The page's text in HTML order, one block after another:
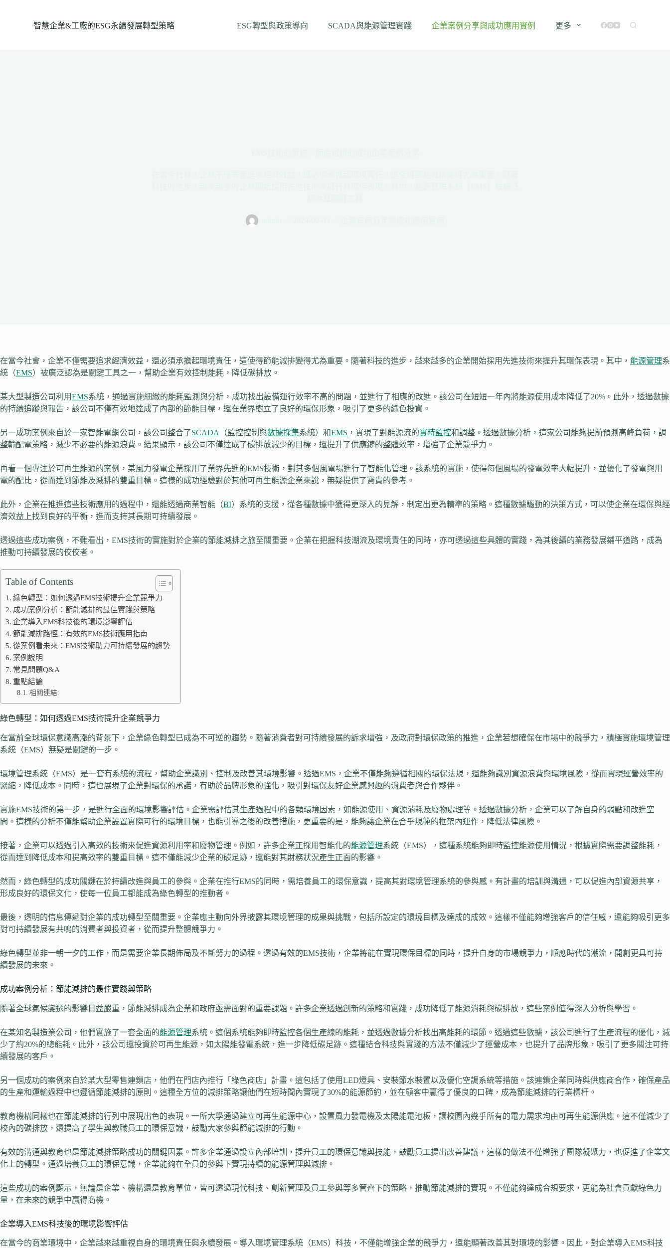
智慧企業&工廠的ESG永續發展轉型策略 ESG轉型與政策導向 SCADA與能源管理實踐 企業案例分享與成功應用實例 更多
在當今社會，企業不僅需要追求經濟效益，還必須承擔起環境責任，這使得節能減排變得尤為重要。隨著科技的進步，越來越多的企業開始採用先進技術來提升其環保表現。其中， 能源管理系
統（EMS）被廣泛認為是關鍵工具之一，幫助企業有效控制能耗，降低碳排放。
某大型製造公司利用EMS系統，通過實施細緻的能耗監測與分析，成功找出設備運行效率不高的問題，並進行了相應的改進。該公司在短短一年內將能源使用成本降低了20%。此外，透過數據
的持續追蹤與報告，該公司不僅有效地達成了內部的節能目標，還在業界樹立了良好的環保形象，吸引了更多的綠色投資。
另一成功案例來自於一家智能電網公司，該公司整合了SCADA （監控控制與數據採集系統）和EMS ，實現了對能源流的實時監控和調整。透過數據分析，這家公司能夠提前預測高峰負荷，調
整輸配電策略，減少不必要的能源浪費。結果顯示，該公司不僅達成了碳排放減少的目標，還提升了供應鏈的整體效率，增強了企業競爭力。
再看一個專注於可再生能源的案例，某風力發電企業採用了業界先進的EMS技術，對其多個風電場進行了智能化管理。該系統的實施，使得每個風場的發電效率大幅提升，並優化了發電與用
電的配比，從而達到節能及減排的雙重目標。這樣的成功經驗對於其他可再生能源企業來說，無疑提供了寶貴的參考。
此外，企業在推進這些技術應用的過程中，還能透過商業智能（BI）系統的支援，從各種數據中獲得更深入的見解，制定出更為精準的策略。這種數據驅動的決策方式，可以使企業在環保與經
濟效益上找到良好的平衡，進而支持其長期可持續發展。
透過這些成功案例，不難看出，EMS技術的實施對於企業的節能減排之旅至關重要。企業在把握科技潮流及環境責任的同時，亦可透過這些具體的實踐，為其後續的業務發展鋪平道路，成為
推動可持續發展的佼佼者。
Table of Contents
綠色轉型：如何透過EMS技術提升企業競爭力
成功案例分析：節能減排的最佳實踐與策略
企業導入EMS科技後的環境影響評估
節能減排路徑：有效的EMS技術應用指南
從案例看未來：EMS技術助力可持續發展的趨勢
案例說明
常見問題Q&A
重點結論
相關連結:
綠色轉型：如何透過EMS技術提升企業競爭力
在當前全球環保意識高漲的背景下，企業綠色轉型已成為不可逆的趨勢。隨著消費者對可持續發展的訴求增強，及政府對環保政策的推進，企業若想確保在市場中的競爭力，積極實施環境管理
系統（EMS）無疑是關鍵的一步。
環境管理系統（EMS）是一套有系統的流程，幫助企業識別、控制及改善其環境影響。透過EMS，企業不僅能夠遵循相關的環保法規，還能夠識別資源浪費與環境風險，從而實現運營效率的
緊縮，降低成本。同時，這也展現了企業對環保的承諾，有助於品牌形象的強化，吸引對環保友好企業感興趣的消費者與合作夥伴。
實施EMS技術的第一步，是進行全面的環境影響評估。企業需評估其生產過程中的各類環境因素，如能源使用、資源消耗及廢物處理等。透過數據分析，企業可以了解自身的弱點和改進空
間。這樣的分析不僅能幫助企業設置實際可行的環境目標，也能引導之後的改善措施，更重要的是，能夠讓企業在合乎規範的框架內運作，降低法律風險。
接著，企業可以透過引入高效的技術來促進資源利用率和廢物管理。例如，許多企業正採用智能化的能源管理系統（EMS），這種系統能夠即時監控能源使用情況，根據實際需要調整能耗，
從而達到降低成本和提高效率的雙重目標。這不僅能減少企業的碳足跡，還能對其財務狀況產生正面的影響。
然而，綠色轉型的成功關鍵在於持續改進與員工的參與。企業在推行EMS的同時，需培養員工的環保意識，提高其對環境管理系統的參與感。有計畫的培訓與溝通，可以促進內部資源共享，
形成良好的環保文化，使每一位員工都能成為綠色轉型的推動者。
最後，透明的信息傳遞對企業的成功轉型至關重要。企業應主動向外界披露其環境管理的成果與挑戰，包括所設定的環境目標及達成的成效。這樣不僅能夠增強客戶的信任感，還能夠吸引更多
對可持續發展有共鳴的消費者與投資者，從而提升整體競爭力。
綠色轉型並非一朝一夕的工作，而是需要企業長期佈局及不斷努力的過程。透過有效的EMS技術，企業將能在實現環保目標的同時，提升自身的市場競爭力，順應時代的潮流，開創更具可持
續發展的未來。
成功案例分析：節能減排的最佳實踐與策略
隨著全球氣候變遷的影響日益嚴重，節能減排成為企業和政府亟需面對的重要課題。許多企業透過創新的策略和實踐，成功降低了能源消耗與碳排放，這些案例值得深入分析與學習。
在某知名製造業公司，他們實施了一套全面的能源管理系統。這個系統能夠即時監控各個生產線的能耗，並透過數據分析找出高能耗的環節。透過這些數據，該公司進行了生產流程的優化，減
少了約20%的總能耗。此外，該公司還投資於可再生能源，如太陽能發電系統，進一步降低碳足跡。這種結合科技與實踐的方法不僅減少了運營成本，也提升了品牌形象，吸引了更多關注可持
續發展的客戶。
另一個成功的案例來自於某大型零售連鎖店，他們在門店內推行「綠色商店」計畫。這包括了使用LED燈具、安裝節水裝置以及優化空調系統等措施。該連鎖企業同時與供應商合作，確保產品
的生產和運輸過程中也遵循節能減排的原則。這種全方位的減排策略讓他們在短時間內實現了30%的能源節約，並在顧客中贏得了優良的口碑，成為節能減排的行業標杆。
教育機構同樣也在節能減排的行列中展現出色的表現。一所大學通過建立可再生能源中心，設置風力發電機及太陽能電池板，讓校園內幾乎所有的電力需求均由可再生能源供應。這不僅減少了
校內的碳排放，還提高了學生與教職員工的環保意識，鼓勵大家參與節能減排的行動。
有效的溝通與教育也是節能減排策略成功的關鍵因素。許多企業通過設立內部培訓，提升員工的環保意識與技能，鼓勵員工提出改善建議，這樣的做法不僅增強了團隊凝聚力，也促進了企業文
化上的轉型。通過培養員工的環保意識，企業能夠在全員的參與下實現持續的能源管理與減排。
這些成功的案例顯示，無論是企業、機構還是教育單位，皆可透過現代科技、創新管理及員工參與等多管齊下的策略，推動節能減排的實現。不僅能夠達成合規要求，更能為社會貢獻綠色力
量，在未來的競爭中贏得商機。
企業導入EMS科技後的環境影響評估
在當今的商業環境中，企業越來越重視自身的環境責任與永續發展。導入環境管理系統（EMS）科技，不僅能增強企業的競爭力，還能顯著改善其對環境的影響。因此，對企業導入EMS科技